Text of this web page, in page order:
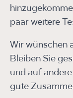
paar weitere
Wir wünschen
Bleiben Sie
und auf
gute